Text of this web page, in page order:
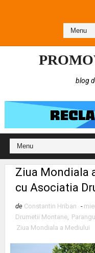
blog
Ziua Mondiala
cu Asociatia
de Constantin Hriban -
Drumetii Montane,
Ziua Mondiala a Mediului